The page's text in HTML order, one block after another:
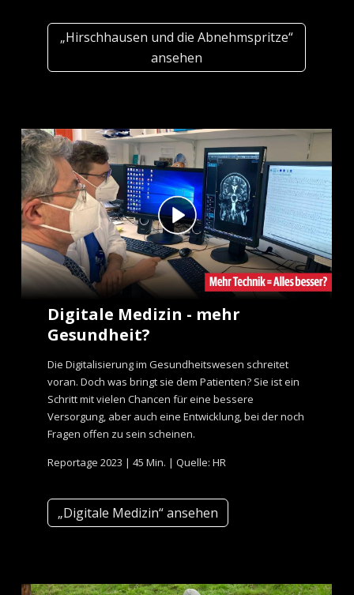
„Hirschhausen und die Abnehmspritze“
ansehen
Digitale Medizin - mehr
Gesundheit?
Die Digitalisierung im Gesundheitswesen schreitet
voran. Doch was bringt sie dem Patienten? Sie ist ein
Schritt mit vielen Chancen für eine bessere
Versorgung, aber auch eine Entwicklung, bei der noch
Fragen offen zu sein scheinen.
Reportage 2023 | 45 Min. | Quelle: HR
„Digitale Medizin“ ansehen